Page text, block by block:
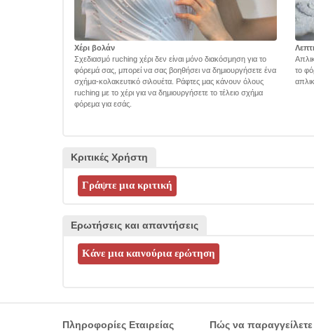
Χέρι βολάν
Σχεδιασμό ruching χέρι δεν είναι μόνο διακόσμηση για το
φόρεμά σας, μπορεί να σας βοηθήσει να δημιουργήσετε ένα
σχήμα-κολακευτικό σιλουέτα. Ράφτες μας κάνουν όλους
ruching με το χέρι για να δημιουργήσετε το τέλειο σχήμα
φόρεμα για εσάς.
το
Κριτικές Χρήστη
Ερωτήσεις και απαντήσεις
Πληροφορίες Εταιρείας Πώς να παραγγείλετε